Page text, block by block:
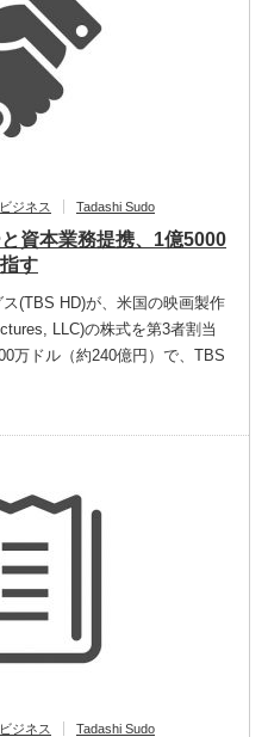
ジネス Tadashi Sudo
資本業務提携、1億5000
す
(TBS HD)が、米国の映画製作
LLC)の株式を第3者割当
万ドル（約240億円）で、TBS
ジネス Tadashi Sudo